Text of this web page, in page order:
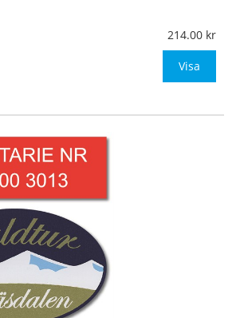
och toppskurna på ark.
form, valfria färger, v
214.00
Visa